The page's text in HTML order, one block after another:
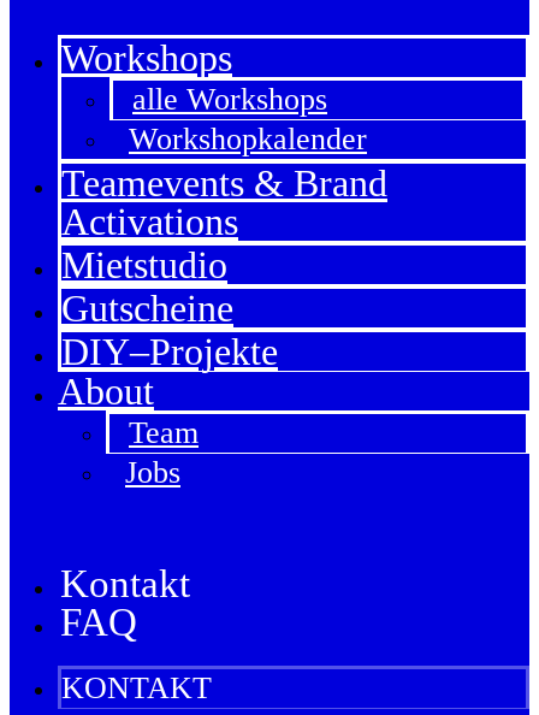
Workshops
alle Workshops
Workshopkalender
Teamevents & Brand
Activations
Mietstudio
Gutscheine
DIY–Projekte
About
Team
Jobs
Kontakt
FAQ
KONTAKT